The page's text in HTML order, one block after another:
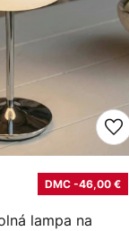
lampa na
DMC -46,00 €